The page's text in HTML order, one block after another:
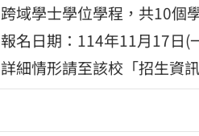
跨域學士學位學程，共10個
報名日期：114年11月17日(
詳細情形請至該校「招生